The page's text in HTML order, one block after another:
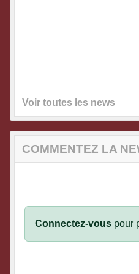
Voir toutes les news
COMMENTEZ LA
Connectez-vous pour